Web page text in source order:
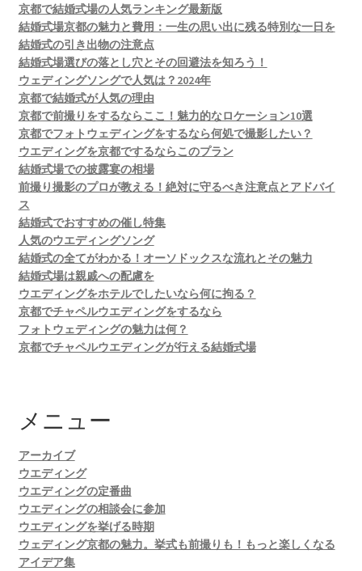
ウェディング京都の魅力。挙式も前撮りも！もっと楽し
くなるアイデア集
京都で結婚式場の人気ランキング最新版
結婚式場京都の魅力と費用：一生の思い出に残る特別な一日を
結婚式の引き出物の注意点
結婚式場選びの落とし穴とその回避法を知ろう！
ウェディングソングで人気は？2024年
京都で結婚式が人気の理由
京都で前撮りをするならここ！魅力的なロケーション10選
京都でフォトウェディングをするなら何処で撮影したい？
ウエディングを京都でするならこのプラン
結婚式場での披露宴の相場
前撮り撮影のプロが教える！絶対に守るべき注意点とアドバイ
ス
結婚式でおすすめの催し特集
人気のウエディングソング
結婚式の全てがわかる！オーソドックスな流れとその魅力
結婚式場は親戚への配慮を
ウエディングをホテルでしたいなら何に拘る？
京都でチャペルウエディングをするなら
フォトウェディングの魅力は何？
京都でチャペルウエディングが行える結婚式場
メニュー
アーカイブ
ウエディング
ウエディングの定番曲
ウエディングの相談会に参加
ウエディングを挙げる時期
ウェディング京都の魅力。挙式も前撮りも！もっと楽しくなる
アイデア集